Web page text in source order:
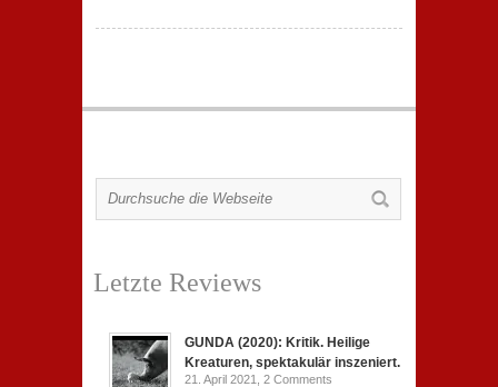
Letzte Reviews
GUNDA (2020): Kritik. Heilige
Kreaturen, spektakulär inszeniert.
21. April 2021, 2 Comments